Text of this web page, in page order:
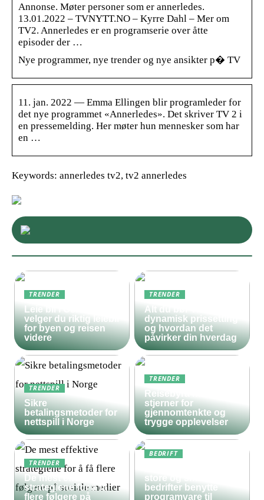
Annonse. Møter personer som er annerledes.
13.01.2022 – TVNYTT.NO – Kyrre Dahl – Mer om
TV2. Annerledes er en programserie over åtte
episoder der …
Nye programmer, nye trender og nye ansikter p� TV
11. jan. 2022 — Emma Ellingen blir programleder for
det nye programmet «Annerledes». Det skriver TV 2 i
en pressemelding. Her møter hun mennesker som har
en …
Keywords: annerledes tv2, tv2 annerledes
TRENDER
Leie bil i Oslo – slik
velger du riktig leiebil
for byen og reisen
videre
TRENDER
Alt du bør vite om
dynamisk prissetting
og hvordan det
påvirker din hverdag
TRENDER
Sikre
betalingsmetoder for
nettspill i Norge
TRENDER
Reisebyrå med 5
stjerner for
gjennomtenkte og
trygge opplevelser
TRENDER
De mest effektive
strategiene for å få
flere følgere på
BEDRIFT
store og små
bedrifter benytte
programvare til